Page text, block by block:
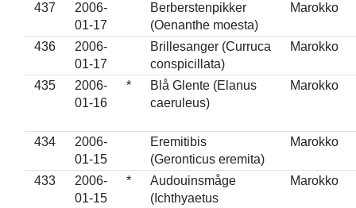
437
2006-
01-17
Berberstenpikker
(Oenanthe moesta)
Marokko
436
2006-
01-17
Brillesanger (Curruca
conspicillata)
Marokko
435
2006-
01-16
*
Blå Glente (Elanus
caeruleus)
Marokko
434
2006-
01-15
Eremitibis
(Geronticus eremita)
Marokko
433
2006-
01-15
*
Audouinsmåge
(Ichthyaetus
Marokko